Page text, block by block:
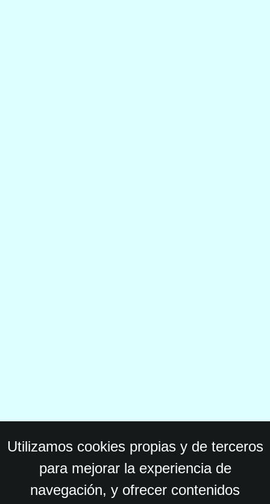
Utilizamos cookies propias y de terceros
para mejorar la experiencia de
navegación, y ofrecer contenidos